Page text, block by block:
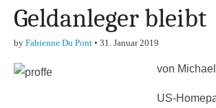
Geldanleger bleibt
by Fabienne Du Pont • 31. Januar 2019
von
US-